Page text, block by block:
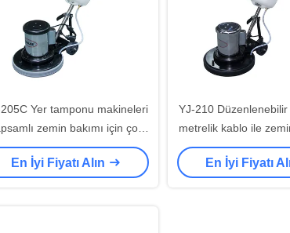
Yer tamponu makineleri
zemin bakımı için çok
yönlü çözüm
En İyi Fiyatı Alın
YJ-210 Düzenlenebilir
metrelik kablo ile
makineleri
En İyi Fiyatı